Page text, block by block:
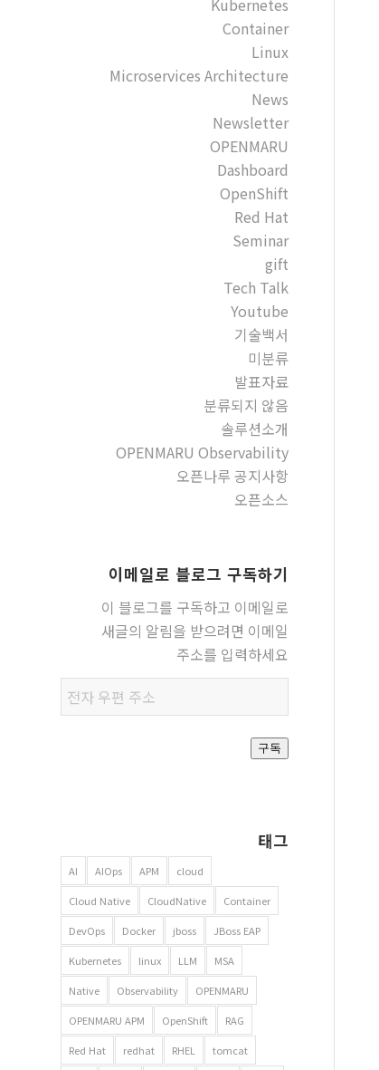
Kubernetes
Container
Linux
Microservices Architecture
News
Newsletter
OPENMARU
Dashboard
OpenShift
Red Hat
Seminar
gift
Tech Talk
Youtube
기술백서
미분류
발표자료
분류되지 않음
솔루션소개
OPENMARU Observability
오픈나루 공지사항
오픈소스
이메일로 블로그 구독하기
이 블로그를 구독하고 이메일로
새글의 알림을 받으려면 이메일
주소를 입력하세요
우편
주소
구독
태그
AI AIOps APM cloud
Cloud Native CloudNative Container
DevOps Docker jboss JBoss EAP
Kubernetes linux LLM MSA
Native Observability OPENMARU
OPENMARU APM OpenShift RAG
Red Hat redhat RHEL tomcat